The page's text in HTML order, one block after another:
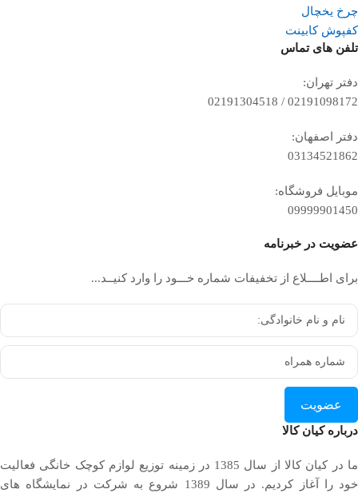
چرخ یخچال
کفپوش کابینت
تلفن ‌های تماس
دفتر تهران:
02191098172 / 02191304518
دفتر اصفهان:
03134521862
موبایل فروشگاه:
09999901450
عضویت در خبرنامه
برای اطــــلاع از تخفیفات شماره خـــود را وارد کنیــد...
عضویت
درباره کیان کالا
ما در کیان کالا از سال 1385 در زمینه توزیع لوازم کوچک خانگی فعالیت
خود را آغاز کردیم. در سال 1389 شروع به شرکت در نمایشگاه های